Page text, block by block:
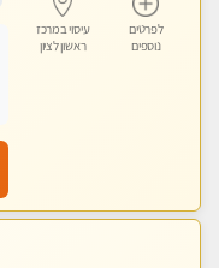
לפרטים
נוספים
עיסוי במרכז
ראשון לציון